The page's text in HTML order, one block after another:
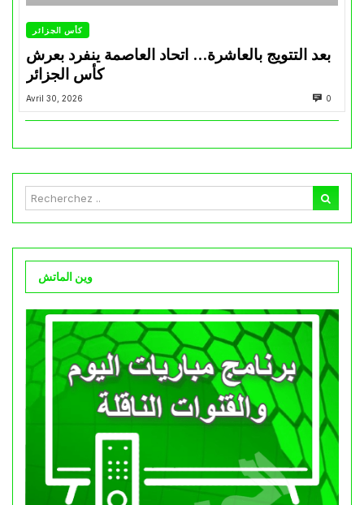
كأس الجزائر
بعد التتويج بالعاشرة… اتحاد العاصمة ينفرد بعرش
كأس الجزائر
Avril 30, 2026 0
وين الماتش